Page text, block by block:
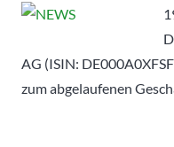
AG (ISIN:
zum abgelaufenen